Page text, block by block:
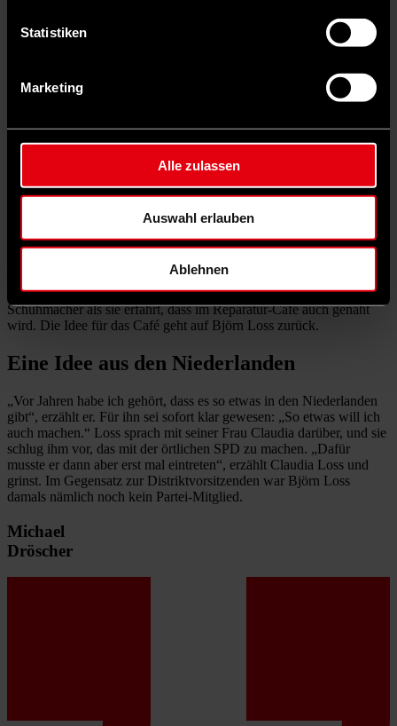
Statistiken
Marketing
Alle zulassen
Auswahl erlauben
Ablehnen
Zum Anzeigen des Inhalts müssen Sie die
akzeptieren.
Vor dem Nachbarschaftstreff hat Björn Loss das Fahrrad von
Schuhmacher hat Ersatz mitgebracht. Zwanzig Minuten später ist
die neue Lampe angebracht und leuchtet. Bevor er ihr das Rad
zurückgibt, ölt Björn Loss noch schnell die Kette. „Beim nächsten
Mal bringe ich die Hose meiner Tochter mit“, sagt Regine
Schuhmacher als sie erfährt, dass im Reparatur-Café auch genäht
wird. Die Idee für das Café geht auf Björn Loss zurück.
Eine Idee aus den Niederlanden
„Vor Jahren habe ich gehört, dass es so etwas in den Niederlanden
gibt“, erzählt er. Für ihn sei sofort klar gewesen: „So etwas will ich
auch machen.“ Loss sprach mit seiner Frau Claudia darüber, und sie
schlug ihm vor, das mit der örtlichen SPD zu machen. „Dafür
musste er dann aber erst mal eintreten“, erzählt Claudia Loss und
grinst. Im Gegensatz zur Distriktvorsitzenden war Björn Loss
damals nämlich noch kein Partei-Mitglied.
Michael
Dröscher